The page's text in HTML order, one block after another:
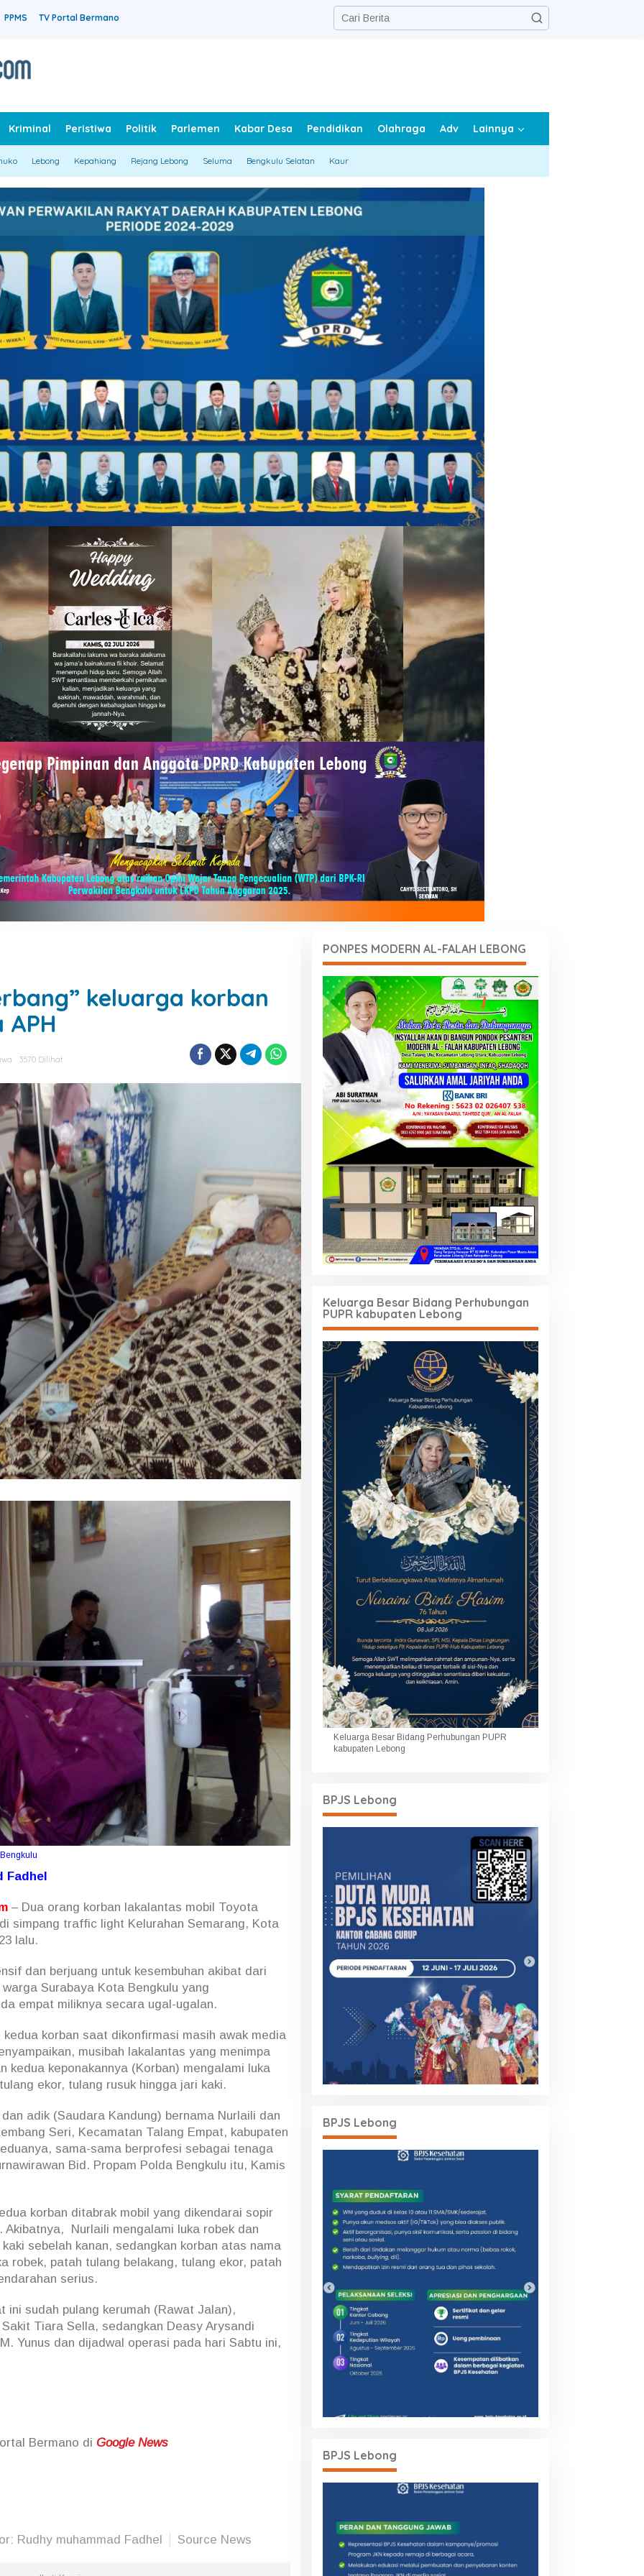
PPMS TV Portal Bermano
Kriminal Peristiwa Politik Parlemen Kabar Desa Pendidikan Olahraga Adv Lainnya
Lebong Kepahiang Rejang Lebong Seluma Bengkulu Selatan Kaur
keluarga korban
3570 Dilihat
Fadhel
– Dua orang korban lakalantas mobil Toyota
simpang traffic light Kelurahan Semarang, Kota
lalu.
dan berjuang untuk kesembuhan akibat dari
Surabaya Kota Bengkulu yang
empat miliknya secara ugal-ugalan.
kedua korban saat dikonfirmasi masih awak media
musibah lakalantas yang menimpa
kedua keponakannya (Korban) mengalami luka
ekor, tulang rusuk hingga jari kaki.
adik (Saudara Kandung) bernama Nurlaili dan
Seri, Kecamatan Talang Empat, kabupaten
sama-sama berprofesi sebagai tenaga
Bid. Propam Polda Bengkulu itu, Kamis
korban ditabrak mobil yang dikendarai sopir
Akibatnya, Nurlaili mengalami luka robek dan
sebelah kanan, sedangkan korban atas nama
robek, patah tulang belakang, tulang ekor, patah
serius.
ini sudah pulang kerumah (Rawat Jalan),
Tiara Sella, sedangkan Deasy Arysandi
Yunus dan dijadwal operasi pada hari Sabtu ini,
Bermano diGoogle News
Rudhy muhammad Fadhel Source News
PONPES MODERN AL-FALAH LEBONG
Keluarga Besar Bidang Perhubungan
PUPR kabupaten Lebong
Keluarga Besar Bidang Perhubungan PUPR
kabupaten Lebong
BPJS Lebong
BPJS Lebong
BPJS Lebong